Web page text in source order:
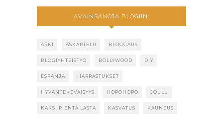
AVAINSANOJA BLOGIIN:
ARKI ASKARTELU BLOGGAUS
BLOGIYHTEISTYÖ BOLLYWOOD DIY
ESPANJA HARRASTUKSET
HYVÄNTEKEVÄISYYS HÖPÖHÖPÖ JOULU
KAKSI PIENTÄ LASTA KASVATUS KAUNEUS